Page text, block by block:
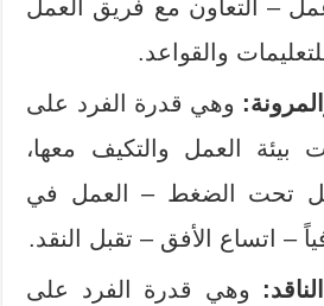
– التعاون مع فريق العمل
والقواعد.
وهي قدرة الفرد على
بيئة العمل والتكيف معها،
تحت الضغط – العمل في
– اتساع الأفق – تقبل النقد.
وهي قدرة الفرد على